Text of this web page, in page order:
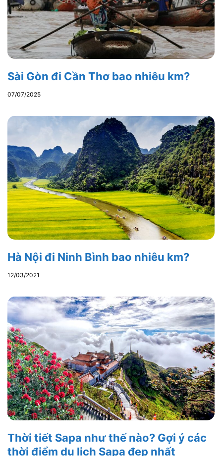
Sài Gòn đi Cần Thơ bao nhiêu km?
07/07/2025
Hà Nội đi Ninh Bình bao nhiêu km?
12/03/2021
Thời tiết Sapa như thế nào? Gợi ý các
thời điểm du lịch Sapa đẹp nhất